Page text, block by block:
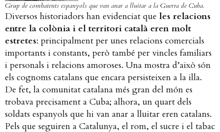
Grup de combatents espanyols que van anar a lluitar a la Guerra de Cuba.
Diversos historiadors han evidenciat que les relacions
entre la colònia i el territori català eren molt
estretes: principalment per unes relacions comercials
importants i constants, però també per vincles familiars
i personals i relacions amoroses. Una mostra d’això són
els cognoms catalans que encara persisteixen a la illa.
De fet, la comunitat catalana més gran del món es
trobava precisament a Cuba; alhora, un quart dels
soldats espanyols que hi van anar a lluitar eren catalans.
Pels que seguiren a Catalunya, el rom, el sucre i el tabac